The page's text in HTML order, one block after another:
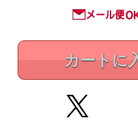
カートに